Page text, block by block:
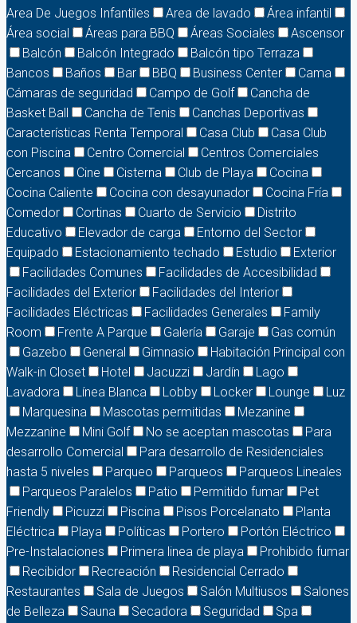
Area De Juegos Infantiles
Area de lavado
Área infantil
Área social
Áreas para BBQ Áreas Sociales
Ascensor
Balcón
Balcón Integrado
Balcón tipo Terraza
Bancos
Baños Bar BBQ Business Center
Cama
Cámaras de seguridad
Campo de Golf
Cancha de
Basket Ball
Cancha de Tenis
Canchas Deportivas
Características Renta Temporal
Casa Club
Casa Club
con Piscina
Centro Comercial
Centros Comerciales
Cercanos
Cine Cisterna Club de Playa
Cocina
Cocina Caliente
Cocina con desayunador
Cocina Fría
Comedor
Cortinas Cuarto de Servicio
Distrito
Educativo
Elevador de carga
Entorno del Sector
Equipado
Estacionamiento techado Estudio
Exterior
Facilidades Comunes
Facilidades de Accesibilidad
Facilidades del Exterior
Facilidades del Interior
Facilidades Eléctricas
Facilidades Generales
Family
Room
Frente A Parque Galería Garaje
Gas común
Gazebo
General Gimnasio
Habitación Principal con
Walk-in Closet
Hotel Jacuzzi Jardín
Lago
Lavadora
Línea Blanca Lobby Locker Lounge
Luz
Marquesina
Mascotas permitidas
Mezanine
Mezzanine
Mini Golf No se aceptan mascotas
Para
desarrollo Comercial
Para desarrollo de Residenciales
hasta 5 niveles
Parqueo Parqueos
Parqueos Lineales
Parqueos Paralelos
Patio Permitido fumar
Pet
Friendly
Picuzzi Piscina Pisos Porcelanato
Planta
Eléctrica
Playa Políticas Portero
Portón Eléctrico
Pre-Instalaciones
Primera linea de playa
Prohibido fumar
Recibidor
Recreación
Residencial Cerrado
Restaurantes
Sala de Juegos Salón Multiusos
Salones
de Belleza
Sauna Secadora Seguridad
Spa